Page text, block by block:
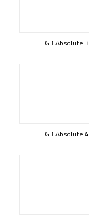
G3 Absolute
G3 Absolute